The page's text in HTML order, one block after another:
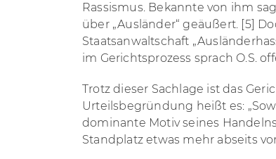
Rassismus. Bekannte von ihm
über „Ausländer“ geäußert. [5]
Staatsanwaltschaft
im Gerichtsprozess sprach O.S.
Trotz dieser Sachlage ist das
Urteilsbegründung heißt es:
dominante Motiv seines
Standplatz etwas mehr abseits